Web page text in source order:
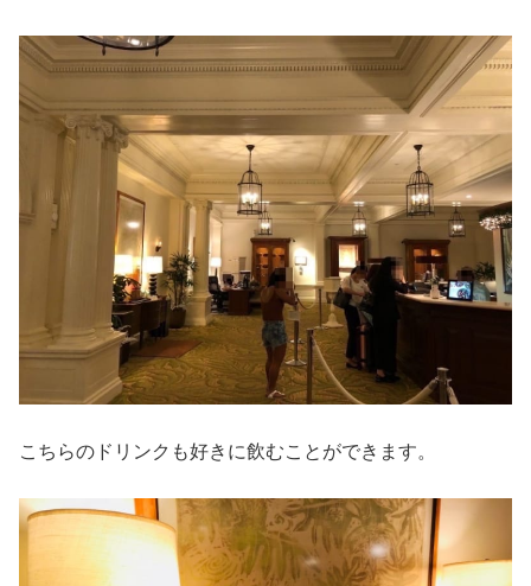
こちらのドリンクも好きに飲むことができます。